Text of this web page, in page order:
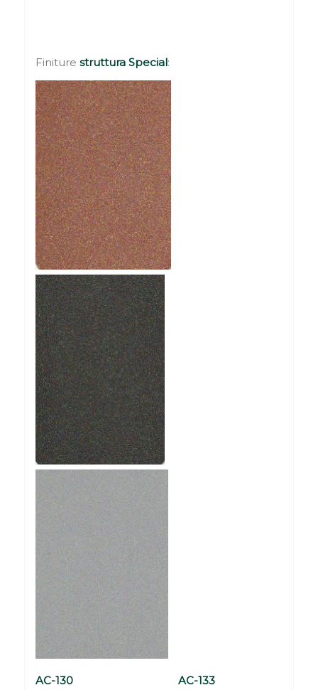
Finiture struttura Special:
AC-130 AC-133